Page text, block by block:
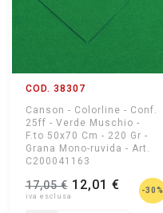
COD. 38307
Canson - Colorline - Conf.
25ff - Verde Muschio -
F.to 50x70 Cm - 220 Gr -
Grana Mono-ruvida - Art.
C200041163
17,05 €12,01 € -30%